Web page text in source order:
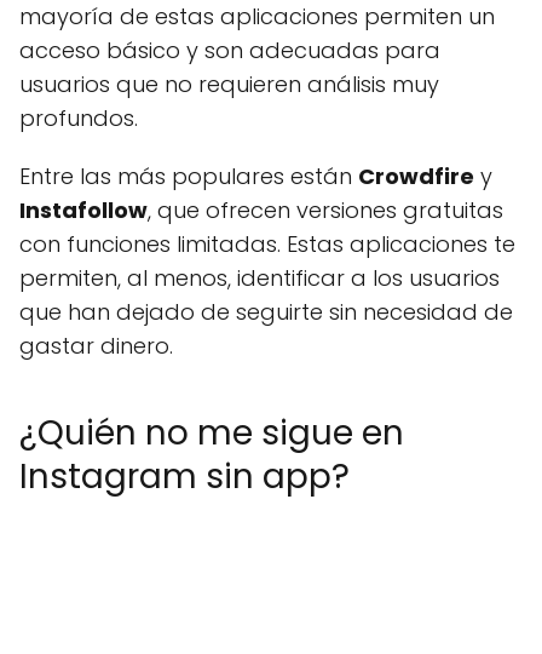
mayoría de estas aplicaciones permiten un
acceso básico y son adecuadas para
usuarios que no requieren análisis muy
profundos.
Entre las más populares están Crowdfire y
Instafollow, que ofrecen versiones gratuitas
con funciones limitadas. Estas aplicaciones te
permiten, al menos, identificar a los usuarios
que han dejado de seguirte sin necesidad de
gastar dinero.
¿Quién no me sigue en
Instagram sin app?